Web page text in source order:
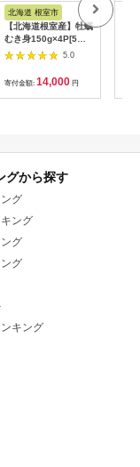
納税
北海道 根室市
【北海道根室産】牡蠣
むき身150g×4P[5月
下旬以降発送] A-
5.0
寄付金額: 14,000 円
グから探す
グ
ング
グ
グ
キング